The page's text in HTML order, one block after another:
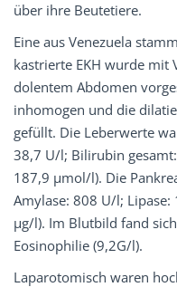
über ihre Beutetiere.
Eine aus Venezuela
kastrierte EKH wurde mit
dolentem Abdomen
inhomogen und die
gefüllt. Die Leberwerte
38,7 U/l; Bilirubin
187,9 µmol/l). Die
Amylase: 808 U/l;
µg/l). Im Blutbild fand
Eosinophilie (9,2G/l).
Laparotomisch waren